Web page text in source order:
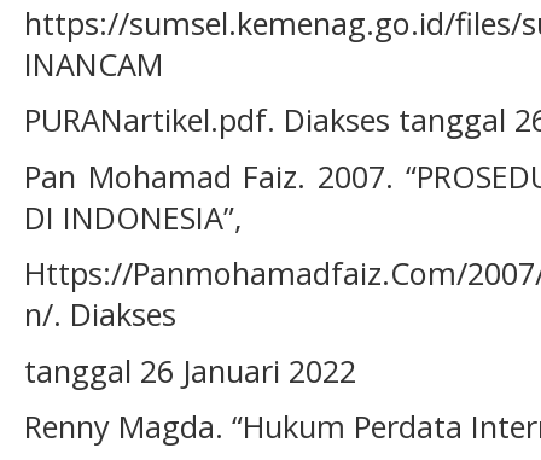
https://sumsel.kemenag.go.id/files/
INANCAM
PURANartikel.pdf. Diakses tanggal
Pan Mohamad Faiz. 2007.
DI INDONESIA”,
Https://Panmohamadfaiz.Com/
n/. Diakses
tanggal 26 Januari 2022
Renny Magda. “Hukum Perdata